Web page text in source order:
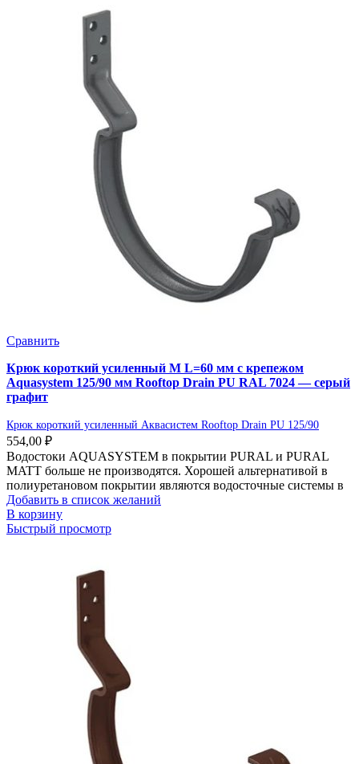
Сравнить
Крюк короткий усиленный M L=60 мм с крепежом
Aquasystem 125/90 мм Rooftop Drain PU RAL 7024 — серый
графит
Крюк короткий усиленный Аквасистем Rooftop Drain PU 125/90
554,00 ₽
Водостоки AQUASYSTEM в покрытии PURAL и PURAL
MATT больше не производятся. Хорошей альтернативой в
полиуретановом покрытии являются водосточные системы в
Добавить в список желаний
В корзину
Быстрый просмотр